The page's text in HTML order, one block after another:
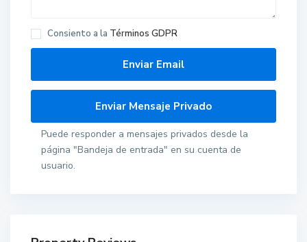
Consiento a la Términos GDPR
Puede responder a mensajes privados desde la
página "Bandeja de entrada" en su cuenta de
usuario.